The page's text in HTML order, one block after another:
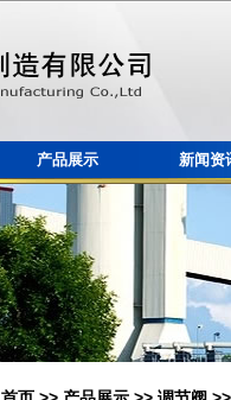
产品展示 新闻资